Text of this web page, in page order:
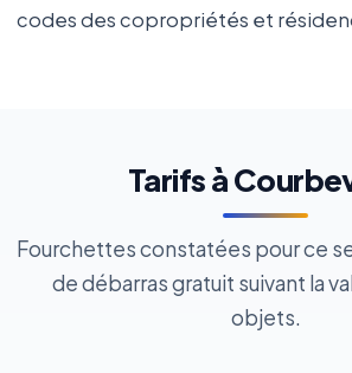
codes des copropriétés et
Tarifs à
Fourchettes constatées pour ce
de débarras gratuit suivant la
objets.